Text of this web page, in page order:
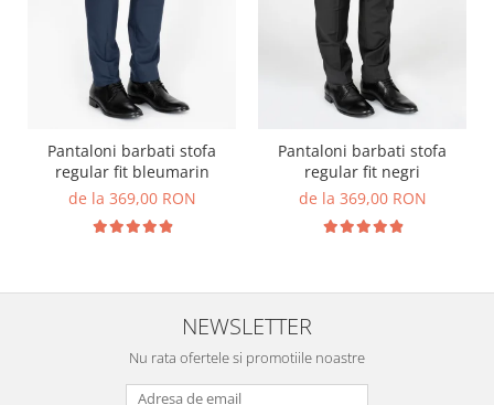
Pantaloni barbati stofa
regular fit bleumarin
de la 369,00 RON
Pantaloni barbati stofa
regular fit negri
de la 369,00 RON
NEWSLETTER
Nu rata ofertele si promotiile noastre